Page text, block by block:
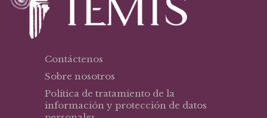
Contáctenos
Sobre nosotros
Política de tratamiento de la
información y protección de datos